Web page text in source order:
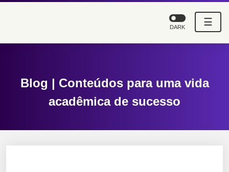
☰
DARK
Blog | Conteúdos para uma vida
acadêmica de sucesso